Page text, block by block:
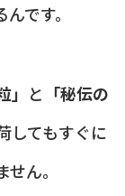
です。
」 と 「秘伝の
してもすぐに
ん。